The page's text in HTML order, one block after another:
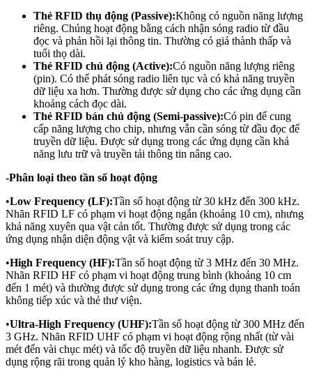
Thẻ RFID thụ động (Passive):Không có nguồn năng lượng
riêng. Chúng hoạt động bằng cách nhận sóng radio từ đầu
đọc và phản hồi lại thông tin. Thường có giá thành thấp và
tuổi thọ dài.
Thẻ RFID chủ động (Active):Có nguồn năng lượng riêng
(pin). Có thể phát sóng radio liên tục và có khả năng truyền
dữ liệu xa hơn. Thường được sử dụng cho các ứng dụng cần
khoảng cách đọc dài.
Thẻ RFID bán chủ động (Semi-passive):Có pin để cung
cấp năng lượng cho chip, nhưng vẫn cần sóng từ đầu đọc để
truyền dữ liệu. Được sử dụng trong các ứng dụng cần khả
năng lưu trữ và truyền tải thông tin nâng cao.
-Phân loại theo tần số hoạt động
•Low Frequency (LF):Tần số hoạt động từ 30 kHz đến 300 kHz.
Nhãn RFID LF có phạm vi hoạt động ngắn (khoảng 10 cm), nhưng
khả năng xuyên qua vật cản tốt. Thường được sử dụng trong các
ứng dụng nhận diện động vật và kiểm soát truy cập.
•High Frequency (HF):Tần số hoạt động từ 3 MHz đến 30 MHz.
Nhãn RFID HF có phạm vi hoạt động trung bình (khoảng 10 cm
đến 1 mét) và thường được sử dụng trong các ứng dụng thanh toán
không tiếp xúc và thẻ thư viện.
•Ultra-High Frequency (UHF):Tần số hoạt động từ 300 MHz đến
3 GHz. Nhãn RFID UHF có phạm vi hoạt động rộng nhất (từ vài
mét đến vài chục mét) và tốc độ truyền dữ liệu nhanh. Được sử
dụng rộng rãi trong quản lý kho hàng, logistics và bán lẻ.